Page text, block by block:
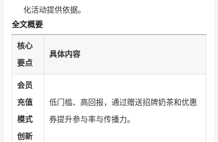
化活动提供依据。
全文概要
核心
要点
具体内容
会员
充值
模式
创新
低门槛、高回报，通过赠送招牌奶茶和优惠
券提升参与率与传播力。